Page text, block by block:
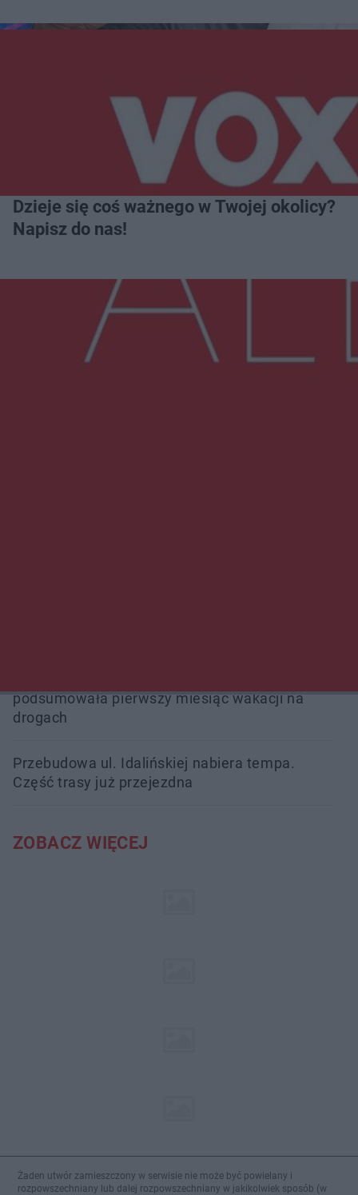
Dzieje się coś ważnego w Twojej okolicy?
Napisz do nas!
Więcej
podsumowała pierwszy miesiąc wakacji na
drogach
Przebudowa ul. Idalińskiej nabiera tempa.
Część trasy już przejezdna
ZOBACZ WIĘCEJ
Żaden utwór zamieszczony w serwisie nie może być powielany i
rozpowszechniany lub dalej rozpowszechniany w jakikolwiek sposób (w